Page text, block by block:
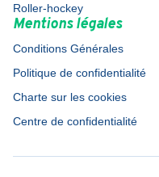
Roller-hockey
Mentions légales
Conditions Générales
Politique de confidentialité
Charte sur les cookies
Centre de confidentialité